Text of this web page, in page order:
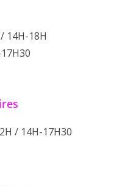
14H-18H
/ 14H-17H30